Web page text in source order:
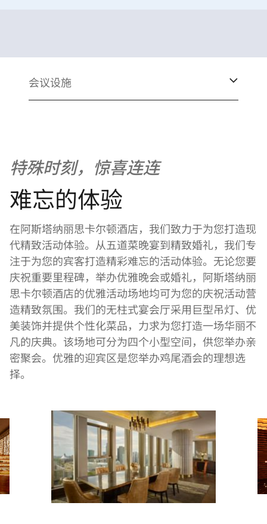
会议设施
特殊时刻，惊喜连连
难忘的体验
在阿斯塔纳丽思卡尔顿酒店，我们致力于为您打造现
代精致活动体验。从五道菜晚宴到精致婚礼，我们专
注于为您的宾客打造精彩难忘的活动体验。无论您要
庆祝重要里程碑，举办优雅晚会或婚礼，阿斯塔纳丽
思卡尔顿酒店的优雅活动场地均可为您的庆祝活动营
造精致氛围。我们的无柱式宴会厅采用巨型吊灯、优
美装饰并提供个性化菜品，力求为您打造一场华丽不
凡的庆典。该场地可分为四个小型空间，供您举办亲
密聚会。优雅的迎宾区是您举办鸡尾酒会的理想选
择。